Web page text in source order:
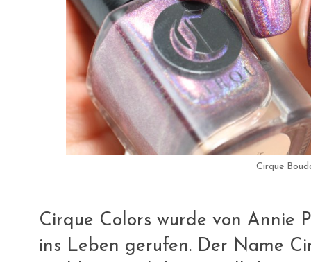
Cirque
Cirque Colors wurde von Annie
ins Leben gerufen. Der Name